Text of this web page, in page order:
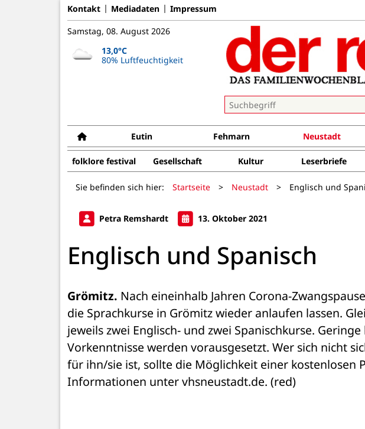
Kontakt Mediadaten Impressum
Samstag, 08. August 2026
13,0°C
80% Luftfeuchtigkeit
Eutin Fehmarn Neustadt
folklore festival Gesellschaft Kultur Leserbriefe
Sie befinden sich hier: Startseite > Neustadt > Englisch und
Petra Remshardt 13. Oktober 2021
Englisch und Spanisch
Grömitz. Nach eineinhalb Jahren Corona-
die Sprachkurse in Grömitz wieder anlaufen lassen.
jeweils zwei Englisch- und zwei Spanischkurse.
Vorkenntnisse werden vorausgesetzt. Wer sich nicht
für ihn/sie ist, sollte die Möglichkeit einer kostenlosen
Informationen unter vhsneustadt.de. (red)